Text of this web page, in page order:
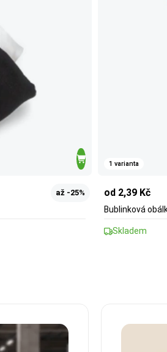
až -25%
1 varianta
od 2,39 Kč
Bublinková
Skladem